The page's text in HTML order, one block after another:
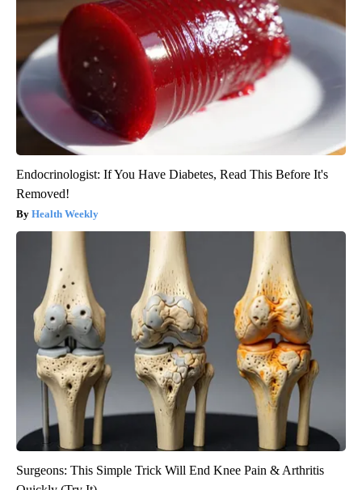
Endocrinologist: If You Have Diabetes, Read This Before It's
Removed!
Health Weekly
Surgeons: This Simple Trick Will End Knee Pain & Arthritis